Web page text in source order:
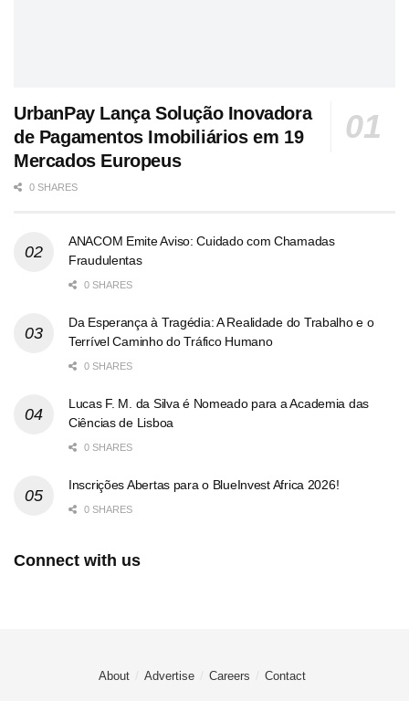
UrbanPay Lança Solução Inovadora
de Pagamentos Imobiliários em 19
Mercados Europeus
0 SHARES
ANACOM Emite Aviso: Cuidado com Chamadas
Fraudulentas
0 SHARES
Da Esperança à Tragédia: A Realidade do Trabalho e o
Terrível Caminho do Tráfico Humano
0 SHARES
Lucas F. M. da Silva é Nomeado para a Academia das
Ciências de Lisboa
0 SHARES
Inscrições Abertas para o BlueInvest Africa 2026!
0 SHARES
Connect with us
About Advertise Careers Contact